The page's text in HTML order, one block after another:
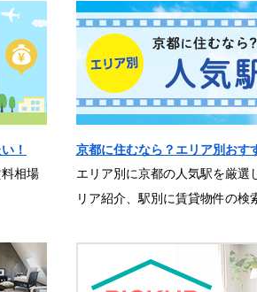
！
相場
京都に住むなら？エリア別おす
エリア別に京都の人気駅を厳選
リア紹介、駅別に賃貸物件の検